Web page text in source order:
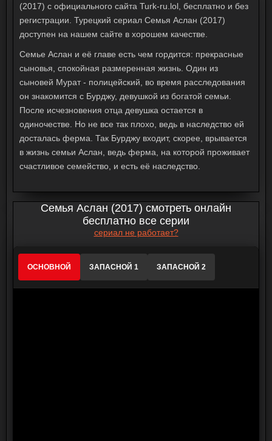
(2017) с официального сайта Turk-ru.lol, бесплатно и без
регистрации. Турецкий сериал Семья Аслан (2017)
доступен на нашем сайте в хорошем качестве.
Семье Аслан и её главе есть чем гордится: прекрасные
сыновья, спокойная размеренная жизнь. Один из
сыновей Мурат - полицейский, во время расследования
он знакомится с Бурджу, девушкой из богатой семьи.
После исчезновения отца девушка остается в
одиночестве. Но не все так плохо, ведь в наследство ей
досталась ферма. Так Бурджу входит, скорее, врывается
в жизнь семьи Аслан, ведь ферма, на которой проживает
счастливое семейство, и есть её наследство.
Семья Аслан (2017) смотреть онлайн
бесплатно все серии
сериал не работает?
ОСНОВНОЙ ЗАПАСНОЙ 1 ЗАПАСНОЙ 2